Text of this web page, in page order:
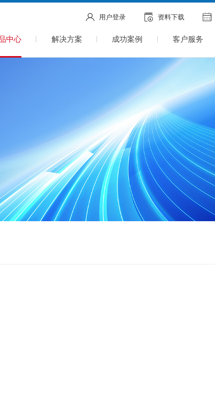
用户登录 资料下载
中心 解决方案 成功案例 客户服务